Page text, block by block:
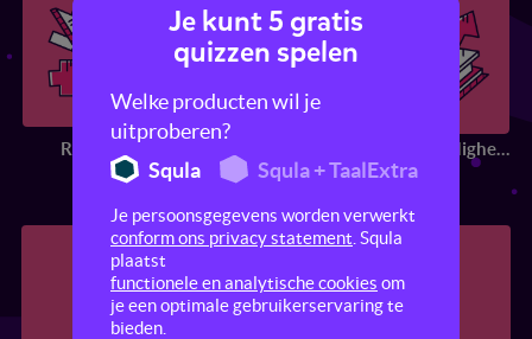
Rekenen Studievaardigheden
Je kunt 5 gratis
quizzen spelen
Welke producten wil je
uitproberen?
Squla
Squla + TaalExtra
Je persoonsgegevens worden verwerkt
conform ons privacy statement . Squla
plaatst
functionele en analytische cookies om
je een optimale gebruikerservaring te
bieden.